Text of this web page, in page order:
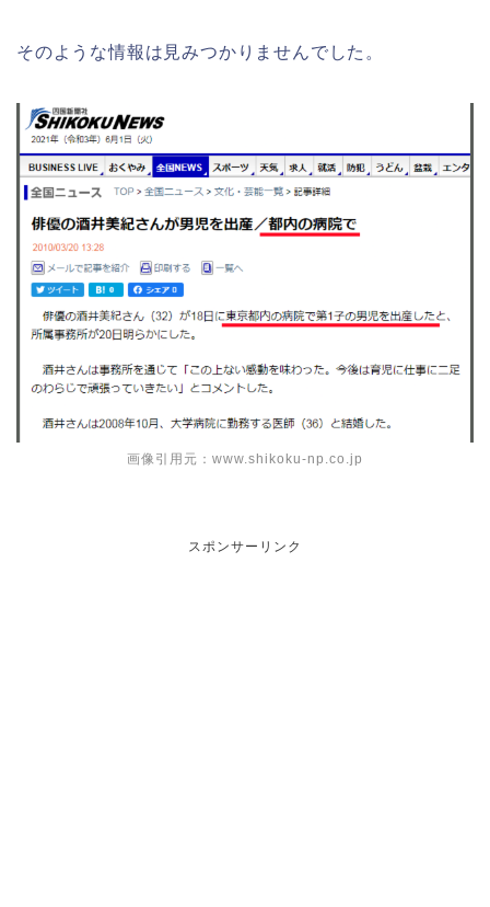
そのような情報は見みつかりませんでした。
画像引用元：www.shikoku-np.co.jp
スポンサーリンク